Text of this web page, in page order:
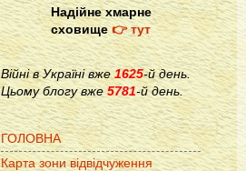
Надійне хмарне
сховище👉 тут
Війні в Україні вже1625-й день.
Цьому блогу вже 5781-й день.
ГОЛОВНА
Карта зони відвідчуження